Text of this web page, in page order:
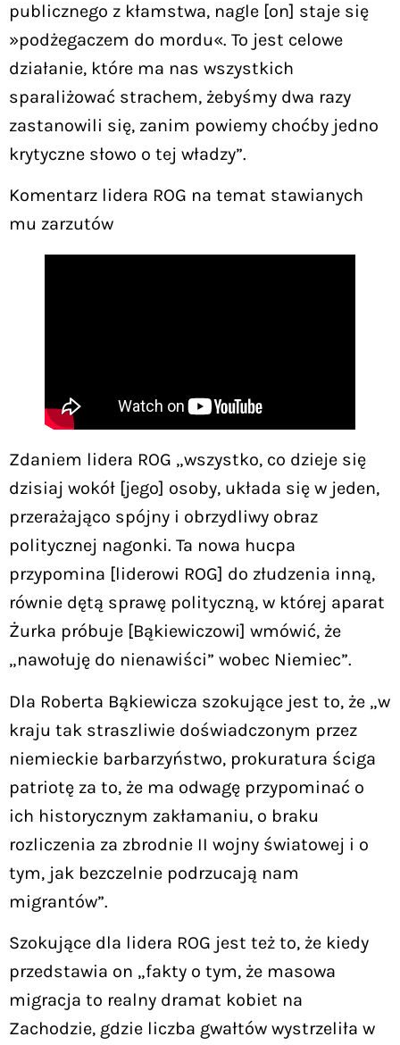
publicznego z kłamstwa, nagle [on] staje się
»podżegaczem do mordu«. To jest celowe
działanie, które ma nas wszystkich
sparaliżować strachem, żebyśmy dwa razy
zastanowili się, zanim powiemy choćby jedno
krytyczne słowo o tej władzy”.
Komentarz lidera ROG na temat stawianych
mu zarzutów
Zdaniem lidera ROG „wszystko, co dzieje się
dzisiaj wokół [jego] osoby, układa się w jeden,
przerażająco spójny i obrzydliwy obraz
politycznej nagonki. Ta nowa hucpa
przypomina [liderowi ROG] do złudzenia inną,
równie dętą sprawę polityczną, w której aparat
Żurka próbuje [Bąkiewiczowi] wmówić, że
„nawołuję do nienawiści” wobec Niemiec”.
Dla Roberta Bąkiewicza szokujące jest to, że „w
kraju tak straszliwie doświadczonym przez
niemieckie barbarzyństwo, prokuratura ściga
patriotę za to, że ma odwagę przypominać o
ich historycznym zakłamaniu, o braku
rozliczenia za zbrodnie II wojny światowej i o
tym, jak bezczelnie podrzucają nam
migrantów”.
Szokujące dla lidera ROG jest też to, że kiedy
przedstawia on „fakty o tym, że masowa
migracja to realny dramat kobiet na
Zachodzie, gdzie liczba gwałtów wystrzeliła w